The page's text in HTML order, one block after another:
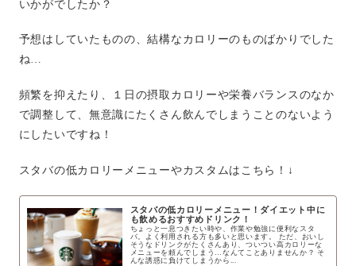
いかがでしたか？
予想はしていたものの、結構なカロリーのものばかりでした
ね…
頻繁を抑えたり、１日の摂取カロリーや栄養バランスのなか
で調整して、無意識にたくさん飲んでしまうことのないよう
にしたいですね！
スタバの低カロリーメニューやカスタムはこちら！↓
スタバの低カロリーメニュー！ダイエット中に
も飲めるおすすめドリンク！
ちょっと一息つきたい時や、作業や勉強に便利なスタ
バ。よく利用される方も多いと思います。 ただ、おいし
そうなドリンクがたくさんあり、ついつい高カロリーな
メニューを頼んでしまう…なんてことありませんか？ そ
んな誘惑に負けてしまうから...